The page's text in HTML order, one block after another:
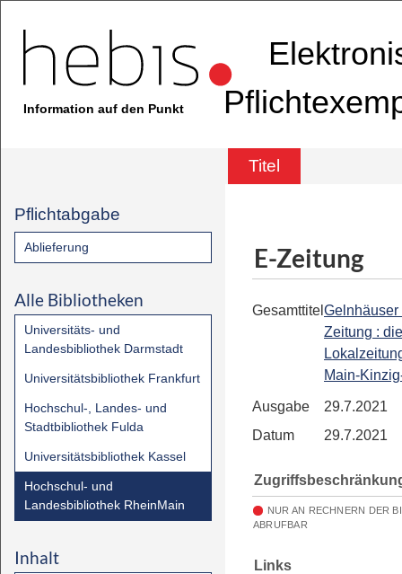
Information auf den Punkt
Titel
Pflichtabgabe
Ablieferung
Alle Bibliotheken
Universitäts- und
Landesbibliothek Darmstadt
Universitätsbibliothek Frankfurt
Hochschul-, Landes- und
Stadtbibliothek Fulda
Universitätsbibliothek Kassel
Hochschul- und
Landesbibliothek RheinMain
Inhalt
E-Zeitung
Gesamttitel Gelnhäuser
Zeitung : die
Main-
Ausgabe
29.7.2021
Datum
29.7.2021
NUR AN RECHNERN DER
ABRUFBAR
Links